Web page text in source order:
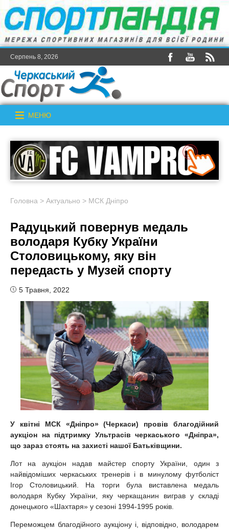
Серпень 8, 2026
МЕНЮ
Головна > Актуально > МСК Дніпро
Радуцький повернув медаль
володаря Кубку України
Столовицькому, яку він
передасть у Музей спорту
5 Травня, 2022
У квітні МСК «Дніпро» (Черкаси) провів благодійний
аукціон на підтримку Ультрасів черкаського «Дніпра»,
що зараз стоять на захисті нашої Батьківщини.
Лот на аукціон надав майстер спорту України, один з
найвідоміших черкаських тренерів і в минулому футболіст
Ігор Столовицький. На торги була виставлена медаль
володаря Кубку України, яку черкащанин виграв у складі
донецького «Шахтаря» у сезоні 1994-1995 років.
Переможцем благодійного аукціону і, відповідно, володарем